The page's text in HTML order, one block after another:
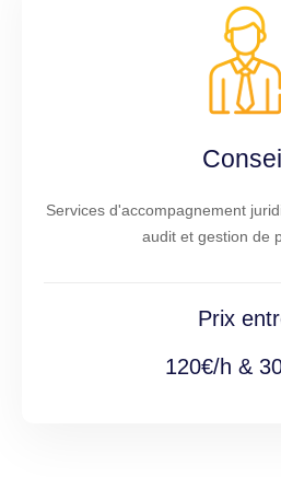
Services d'accompagnement
audit et gestion de
Prix
120€/h &